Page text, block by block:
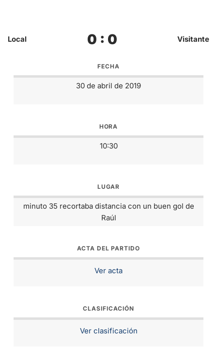
Local 0 : 0 Visitante
FECHA
30 de abril de 2019
HORA
10:30
LUGAR
minuto 35 recortaba distancia con un buen gol de
Raúl
ACTA DEL PARTIDO
Ver acta
CLASIFICACIÓN
Ver clasificación